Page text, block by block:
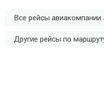
Все рейсы авиакомпании
Другие рейсы по